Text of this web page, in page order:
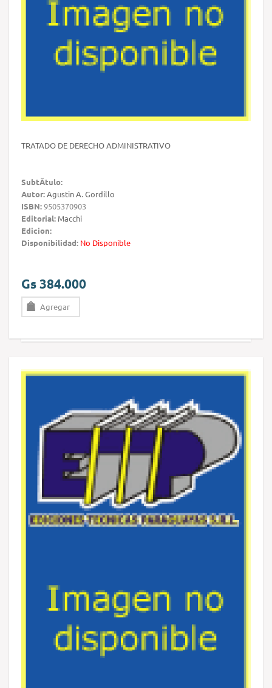
TRATADO DE DERECHO ADMINISTRATIVO
SubtÃ­tulo:
Autor:Agustin A. Gordillo
ISBN:9505370903
Editorial: Macchi
Edicion:
Disponibilidad: No Disponible
Gs 384.000
Agregar